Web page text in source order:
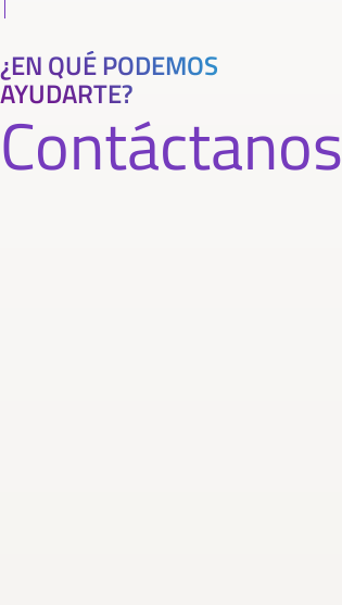
¿EN QUÉ PODEMOS
AYUDARTE?
Contáctanos